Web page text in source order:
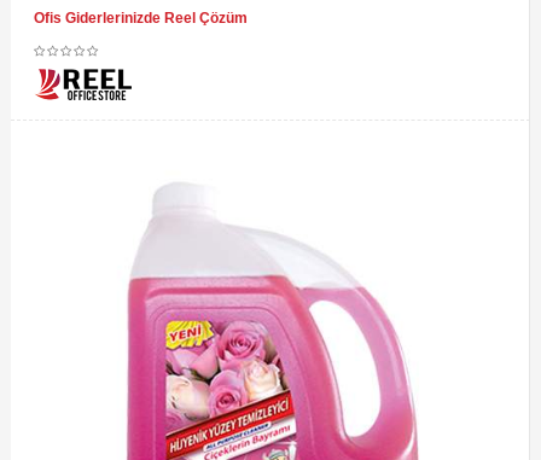
Ofis Giderlerinizde Reel Çözüm